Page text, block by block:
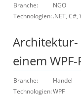
Branche:
NGO
Technologien:.NET, C#,
einem
Branche:
Handel
Technologien:WPF